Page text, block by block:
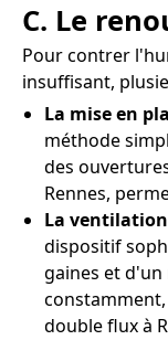
C. Le
Pour contrer
insuffisant,
La mise en
méthode
des
Rennes,
La
dispositif
gaines et
double flux à